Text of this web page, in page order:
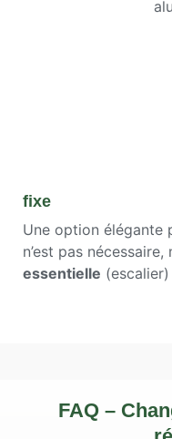
fixe
Une option élégante
n’est pas nécessaire,
essentielle (escalier)
FAQ –